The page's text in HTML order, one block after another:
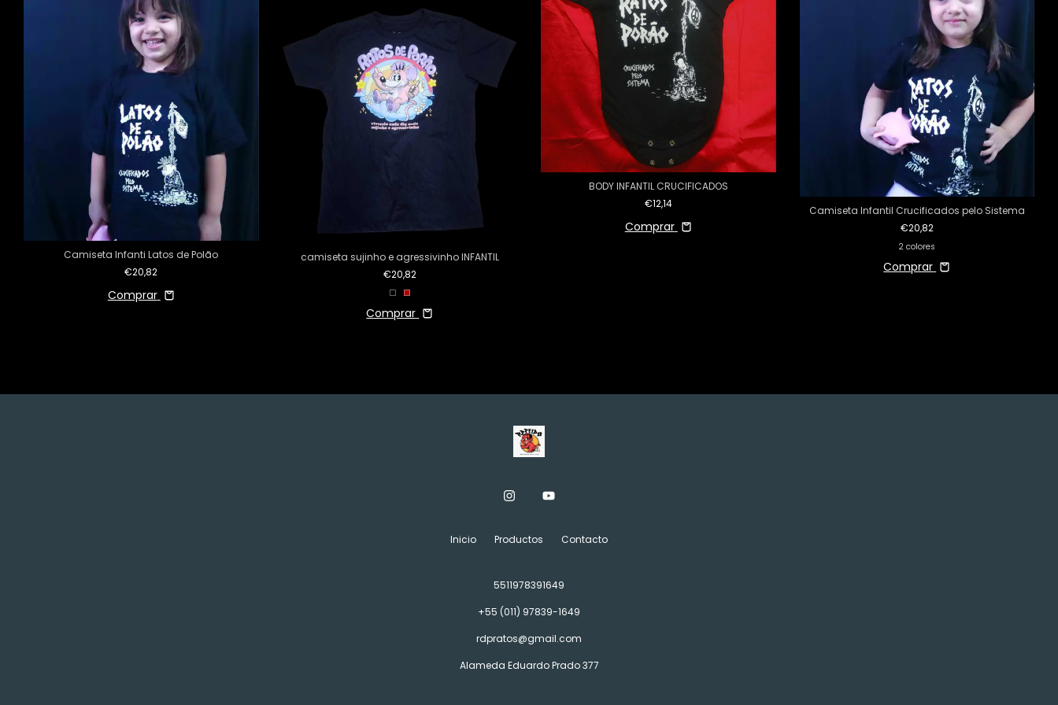
Camiseta Infanti Latos de Polão
€20,82
Comprar
camiseta sujinho e agressivinho INFANTIL
€20,82
Comprar
BODY INFANTIL CRUCIFICADOS
€12,14
Comprar
Camiseta Infantil Crucificados pelo Sistema
€20,82
2 colores
Comprar
Inicio Productos Contacto
5511978391649
+55 (011) 97839-1649
rdpratos@gmail.com
Alameda Eduardo Prado 377